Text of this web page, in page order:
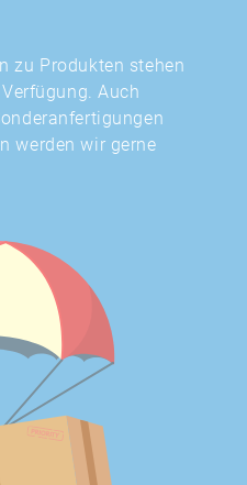
zu Produkten stehen
Auch
werden wir gerne